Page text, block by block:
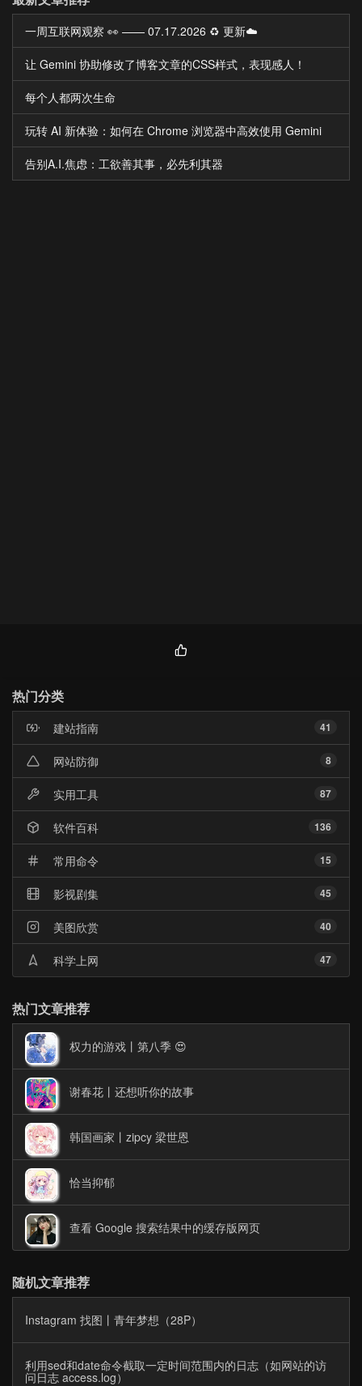
一周互联网观察 👀 —— 07.17.2026 ♻️ 更新☁️
让 Gemini 协助修改了博客文章的CSS样式，表现感人！
每个人都两次生命
玩转 AI 新体验：如何在 Chrome 浏览器中高效使用 Gemini
告别A.I.焦虑：工欲善其事，必先利其器
热门分类
41
建站指南
8
网站防御
87
实用工具
136
软件百科
15
常用命令
45
影视剧集
40
美图欣赏
47
科学上网
热门文章推荐
权力的游戏丨第八季 😍
谢春花丨还想听你的故事
韩国画家丨zipcy 梁世恩
恰当抑郁
查看 Google 搜索结果中的缓存版网页
随机文章推荐
Instagram 找图丨青年梦想（28P）
利用sed和date命令截取一定时间范围内的日志（如网站的访
问日志 access.log）